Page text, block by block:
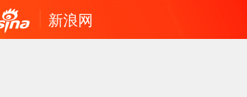
新浪网